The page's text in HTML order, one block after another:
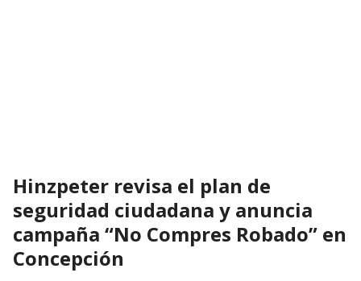
Hinzpeter revisa el plan de
seguridad ciudadana y anuncia
campaña “No Compres Robado” en
Concepción